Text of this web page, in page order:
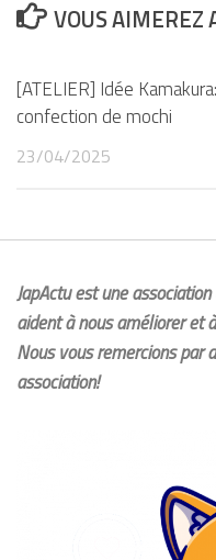
VOUS AIMEREZ
[ATELIER] Idée Kamakura:
confection de mochi
23/04/2025
JapActu est une
aident à nous améliorer et
Nous vous remercions par
association!